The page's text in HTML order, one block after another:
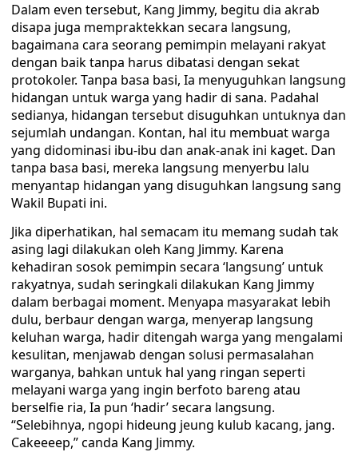
Dalam even tersebut, Kang Jimmy, begitu dia akrab
disapa juga mempraktekkan secara langsung,
bagaimana cara seorang pemimpin melayani rakyat
dengan baik tanpa harus dibatasi dengan sekat
protokoler. Tanpa basa basi, Ia menyuguhkan langsung
hidangan untuk warga yang hadir di sana. Padahal
sedianya, hidangan tersebut disuguhkan untuknya dan
sejumlah undangan. Kontan, hal itu membuat warga
yang didominasi ibu-ibu dan anak-anak ini kaget. Dan
tanpa basa basi, mereka langsung menyerbu lalu
menyantap hidangan yang disuguhkan langsung sang
Wakil Bupati ini.
Jika diperhatikan, hal semacam itu memang sudah tak
asing lagi dilakukan oleh Kang Jimmy. Karena
kehadiran sosok pemimpin secara ‘langsung’ untuk
rakyatnya, sudah seringkali dilakukan Kang Jimmy
dalam berbagai moment. Menyapa masyarakat lebih
dulu, berbaur dengan warga, menyerap langsung
keluhan warga, hadir ditengah warga yang mengalami
kesulitan, menjawab dengan solusi permasalahan
warganya, bahkan untuk hal yang ringan seperti
melayani warga yang ingin berfoto bareng atau
berselfie ria, Ia pun ‘hadir’ secara langsung.
“Selebihnya, ngopi hideung jeung kulub kacang, jang.
Cakeeeep,” canda Kang Jimmy.